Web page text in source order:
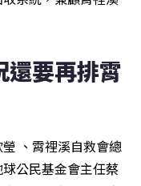
還要再排霄
、霄裡溪自救會總
公民基金會主任蔡